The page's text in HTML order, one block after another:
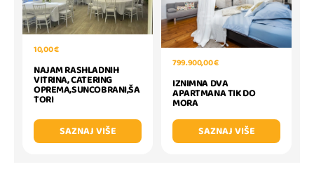
10,00 €
NAJAM RASHLADNIH
VITRINA, CATERING
OPREMA,SUNCOBRANI,ŠA
TORI
SAZNAJ VIŠE
799.900,00 €
IZNIMNA DVA
APARTMANA TIK DO
MORA
SAZNAJ VIŠE